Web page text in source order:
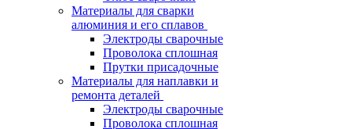
Материалы для сварки
алюминия и его сплавов
Электроды сварочные
Проволока сплошная
Прутки присадочные
Материалы для наплавки и
ремонта деталей
Электроды сварочные
Проволока сплошная